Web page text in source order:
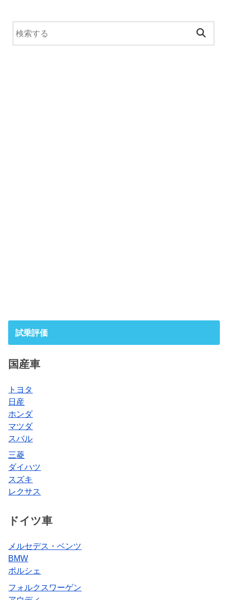
試乗評価
国産車
トヨタ
日産
ホンダ
マツダ
スバル
三菱
ダイハツ
スズキ
レクサス
ドイツ車
メルセデス・ベンツ
BMW
ポルシェ
フォルクスワーゲン